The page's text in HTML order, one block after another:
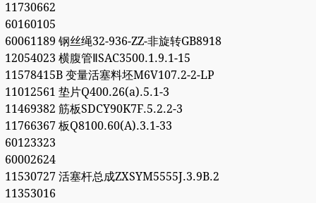
11730662
60160105
60061189 钢丝绳32-936-ZZ-非旋转GB8918
12054023 横腹管ⅡSAC3500.1.9.1-15
11578415B 变量活塞料坯M6V107.2-2-LP
11012561 垫片Q400.26(a).5.1-3
11469382 筋板SDCY90K7F.5.2.2-3
11766367 板Q8100.60(A).3.1-33
60123323
60002624
11530727 活塞杆总成ZXSYM5555J.3.9B.2
11353016